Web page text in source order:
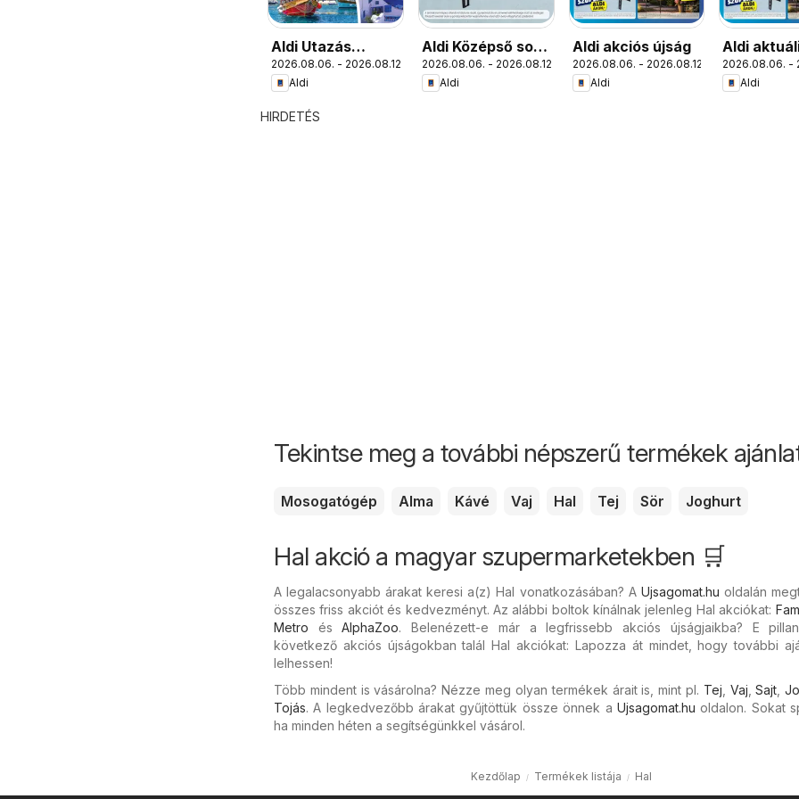
Aldi Utazás
katalógus
2026.08.06. - 2026.08.12.
Aldi
Aldi Középső sor
termékei
2026.08.06. - 2026.08.12.
Aldi
Aldi akciós újság
2026.08.06. - 2026.08.12.
Aldi
Aldi
akciós
2026.08.06. -
Aldi
HIRDETÉS
Tekintse meg a további népszerű termékek
Mosogatógép Alma Kávé Vaj Hal Tej Sör Joghurt
Hal akció a magyar szupermarketekben 🛒
A legalacsonyabb árakat keresi a(z) Hal vonatkozásában? A Ujsagomat.hu oldalán
összes friss akciót és kedvezményt. Az alábbi boltok kínálnak jelenleg Hal akciókat:
Metro ésAlphaZoo. Belenézett-e már a legfrissebb akciós újságjaikba? E
következő akciós újságokban talál Hal akciókat: Lapozza át mindet, hogy további
lelhessen!
Több mindent is vásárolna? Nézze meg olyan termékek árait is, mint pl. Tej Vaj ,Sajt ,
Tojás. A legkedvezőbb árakat gyűjtöttük össze önnek a Ujsagomat.hu oldalon. Sokat
ha minden héten a segítségünkkel vásárol.
Kezdőlap Termékek listája Hal